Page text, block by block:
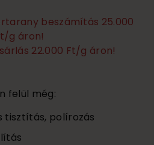
beszámítás 25.000
g áron!
22.000 Ft/g áron!
felül még:
tisztítás, polírozás